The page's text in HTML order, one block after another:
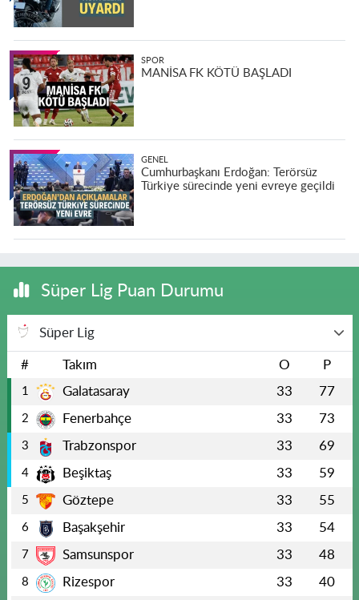
SPOR
MANİSA FK KÖTÜ BAŞLADI
GENEL
Cumhurbaşkanı Erdoğan: Terörsüz
Türkiye sürecinde yeni evreye geçildi
Süper Lig Puan Durumu
Süper Lig
# Takım O P
1 Galatasaray 33 77
2 Fenerbahçe 33 73
3 Trabzonspor 33 69
4 Beşiktaş 33 59
5 Göztepe 33 55
6 Başakşehir 33 54
7 Samsunspor 33 48
8 Rizespor 33 40